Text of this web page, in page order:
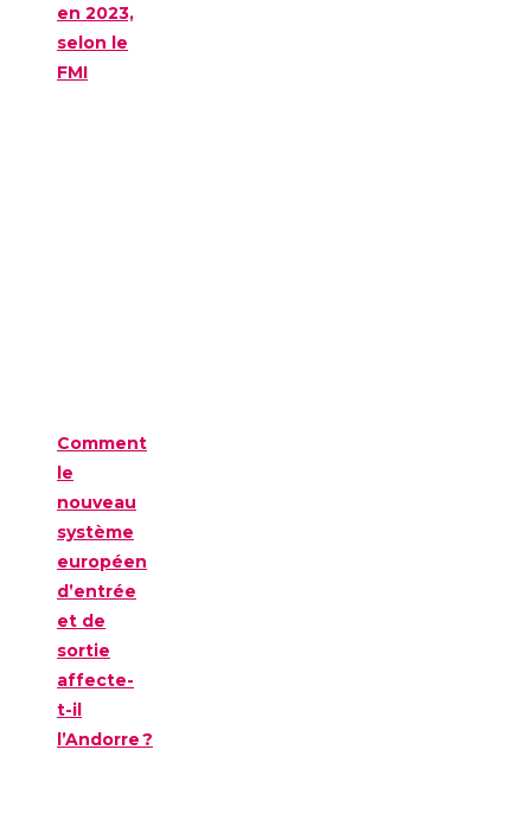
en 2023,
selon le
FMI
Comment
le
nouveau
système
européen
d’entrée
et de
sortie
affecte-
t-il
l’Andorre ?